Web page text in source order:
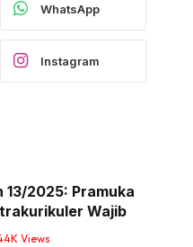
WhatsApp
Instagram
13/2025: Pramuka
Wajib
Views